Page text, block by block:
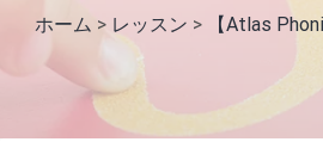
ホーム > レッスン > 【Atlas